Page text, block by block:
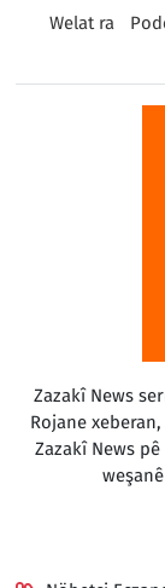
Welat ra
Zazakî News
Rojane
Zazakî News